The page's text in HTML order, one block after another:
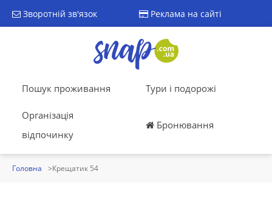
Зворотній зв'язок Реклама на сайті
Пошук проживання Тури і подорожі
Організація
відпочинку
Бронювання
Головна Крещатик 54